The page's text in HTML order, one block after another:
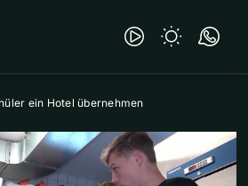
ein Hotel übernehmen